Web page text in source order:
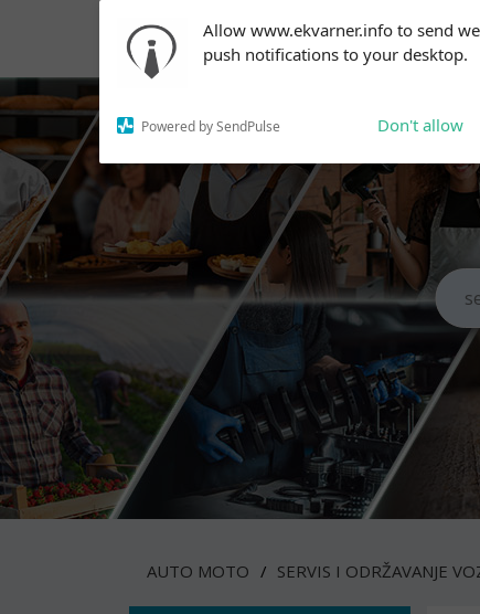
Allow www.ekvarner.info to send
push notifications to your desktop.
Powered by SendPulse Don't allow
notifications!
To enable permission prompts, click
on the notification icon
AUTO MOTO SERVIS I ODRŽAVANJE